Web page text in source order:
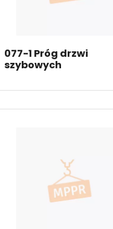
077-1 Próg drzwi
szybowych